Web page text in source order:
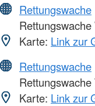
Rettungswache
Karte: Link zur
Rettungswache
Karte: Link zur